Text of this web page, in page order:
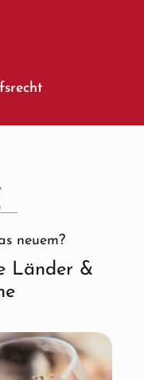
neuem?
Länder &